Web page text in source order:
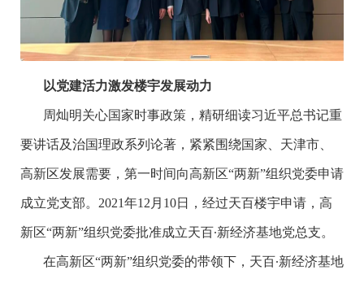
以党建活力激发楼宇发展动力
周灿明关心国家时事政策，精研细读习近平总书记重
要讲话及治国理政系列论著，紧紧围绕国家、天津市、
高新区发展需要，第一时间向高新区“两新”组织党委申请
成立党支部。2021年12月10日，经过天百楼宇申请，高
新区“两新”组织党委批准成立天百∙新经济基地党总支。
在高新区“两新”组织党委的带领下，天百∙新经济基地